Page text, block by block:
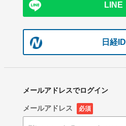
LINE
日経ID
メールアドレスでログイン
メールアドレス 必須